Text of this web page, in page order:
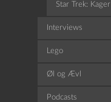
Star Trek: Kager
Interviews
Lego
Øl og Ævl
Podcasts